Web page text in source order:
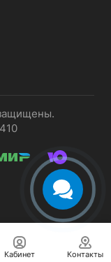
Кабинет Контакты